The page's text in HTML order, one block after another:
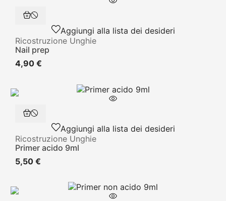
Aggiungi alla lista dei desideri
Ricostruzione Unghie
Nail prep
4,90 €
Aggiungi alla lista dei desideri
Ricostruzione Unghie
Primer acido 9ml
5,50 €